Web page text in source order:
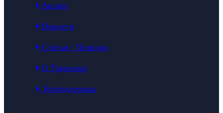
Акции
Новости
Статьи / Помощь
О Триколор
Техподдержка